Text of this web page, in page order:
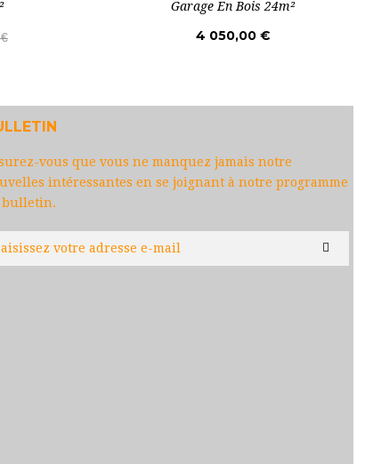
Garage En Bois 24m²
4 050,00 €
vous que vous ne manquez jamais notre
intéressantes en se joignant à notre programme
bulletin.